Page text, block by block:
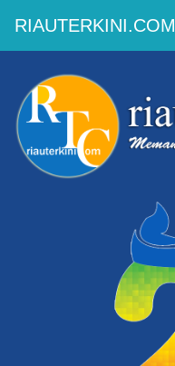
RIAUTERKINI.COM